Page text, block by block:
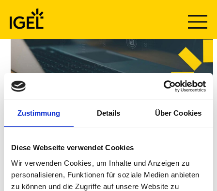
Zustimmung Details Über Cookies
Diese Webseite verwendet Cookies
Wir verwenden Cookies, um Inhalte und Anzeigen zu
personalisieren, Funktionen für soziale Medien anbieten
zu können und die Zugriffe auf unsere Website zu
content
Thank you for
submitting your
details.